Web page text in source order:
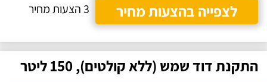
לצפייה בהצעות מחיר
3 הצעות מחיר
התקנת דוד שמש (ללא קולטים), 150 ליטר